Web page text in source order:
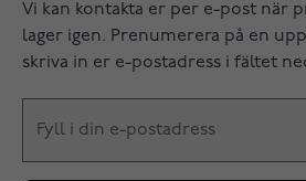
Vi kan kontakta er per e-post när
lager igen. Prenumerera på en
skriva in er e-postadress i fältet